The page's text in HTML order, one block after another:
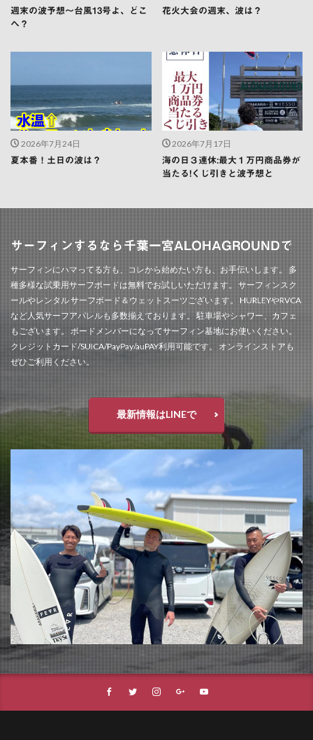
週末の波予想〜台風13号よ、どこ
へ？
花火大会の週末、波は？
2026年7月24日
夏本番！土日の波は？
2026年7月17日
海の日３連休:最大１万円商品券が
当たる!くじ引きと波予想と
サーフィンするなら千葉一宮ALOHAGROUNDで
サーフィンにハマってる方も、コレから始めたい方も、お手伝いします。 多
種多様な試乗用サーフボードは無料でお試しいただけます。 サーフィンスク
ールやレンタル サーフボード＆ウェットスーツございます。 HURLEYやRVCA
など人気サーフアパレルも多数揃えております。 駐車場やシャワー、カフェ
もございます。 ボードメンバーになってサーフィン基地にお使いください。
クレジットカード/SUICA/PayPay/auPAY利用可能です。 オンラインストアも
ぜひご利用ください。
最新情報はLINEで